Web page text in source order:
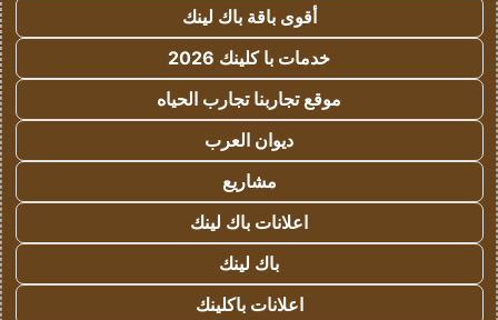
أقوى باقة باك لينك
خدمات با كلينك 2026
موقع تجاربنا تجارب الحياه
ديوان العرب
مشاريع
اعلانات باك لينك
باك لينك
اعلانات باكلينك